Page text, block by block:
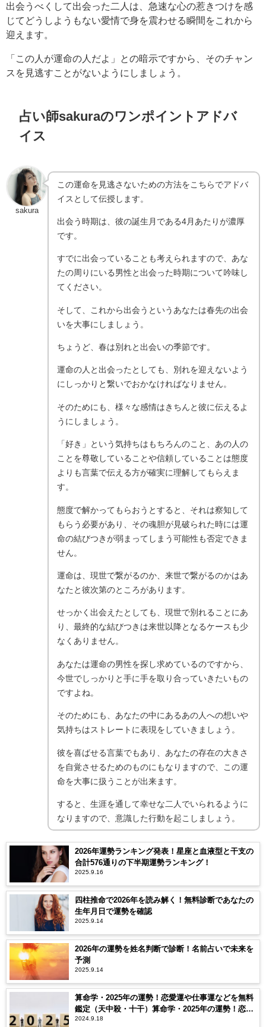
出会うべくして出会った二人は、急速な心の惹きつけを感
じてどうしようもない愛情で身を震わせる瞬間をこれから
迎えます。
「この人が運命の人だよ」との暗示ですから、そのチャン
スを見逃すことがないようにしましょう。
占い師sakuraのワンポイントアドバ
イス
sakura
この運命を見逃さないための方法をこちらでアドバ
イスとして伝授します。
出会う時期は、彼の誕生月である4月あたりが濃厚
です。
すでに出会っていることも考えられますので、あな
たの周りにいる男性と出会った時期について吟味し
てください。
そして、これから出会うというあなたは春先の出会
いを大事にしましょう。
ちょうど、春は別れと出会いの季節です。
運命の人と出会ったとしても、別れを迎えないよう
にしっかりと繋いでおかなければなりません。
そのためにも、様々な感情はきちんと彼に伝えるよ
うにしましょう。
「好き」という気持ちはもちろんのこと、あの人の
ことを尊敬していることや信頼していることは態度
よりも言葉で伝える方が確実に理解してもらえま
す。
態度で解かってもらおうとすると、それは察知して
もらう必要があり、その魂胆が見破られた時には運
命の結びつきが弱まってしまう可能性も否定できま
せん。
運命は、現世で繋がるのか、来世で繋がるのかはあ
なたと彼次第のところがあります。
せっかく出会えたとしても、現世で別れることにあ
り、最終的な結びつきは来世以降となるケースも少
なくありません。
あなたは運命の男性を探し求めているのですから、
今世でしっかりと手に手を取り合っていきたいもの
ですよね。
そのためにも、あなたの中にあるあの人への想いや
気持ちはストレートに表現をしていきましょう。
彼を喜ばせる言葉でもあり、あなたの存在の大きさ
を自覚させるためのものにもなりますので、この運
命を大事に扱うことが出来ます。
すると、生涯を通して幸せな二人でいられるように
なりますので、意識した行動を起こしましょう。
2026年運勢ランキング発表！星座と血液型と干支の
合計576通りの下半期運勢ランキング！
2025.9.16
四柱推命で2026年を読み解く！無料診断であなたの
生年月日で運勢を確認
2025.9.14
2026年の運勢を姓名判断で診断！名前占いで未来を
予測
2025.9.14
算命学・2025年の運勢！恋愛運や仕事運などを無料
鑑定（天中殺・十干）算命学・2025年の運勢！恋愛
運や仕事運などを無料鑑定（天中殺・十干）
2024.9.18